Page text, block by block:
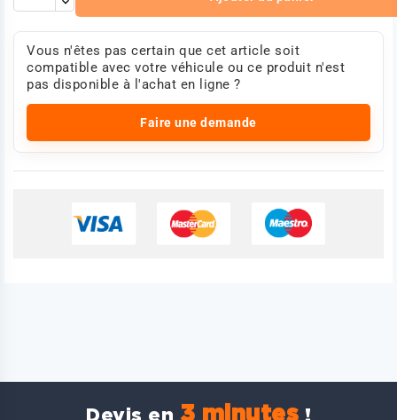
Vous n'êtes pas certain que cet article soit
compatible avec votre véhicule ou ce produit n'est
pas disponible à l'achat en ligne ?
Faire une demande
Devis en 3 minutes !